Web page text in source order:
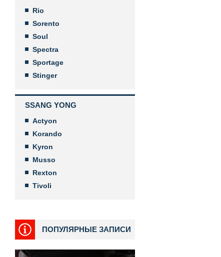
Rio
Sorento
Soul
Spectra
Sportage
Stinger
SSANG YONG
Actyon
Korando
Kyron
Musso
Rexton
Tivoli
ПОПУЛЯРНЫЕ ЗАПИСИ